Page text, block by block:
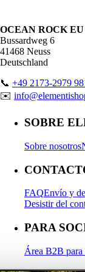
OCEAN ROCK
Bussardweg 6
41468 Neuss
Deutschland
📞 +49 2173-2979
✉️
SOBRE
Sobre nosotros
FAQEnvío y
Desistir del
PARA
Área B2B